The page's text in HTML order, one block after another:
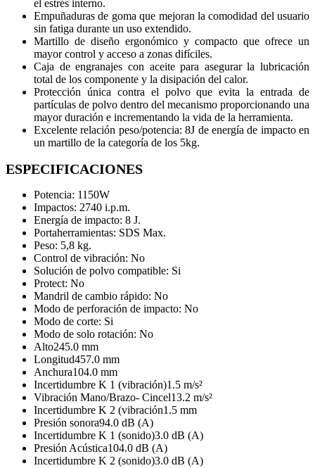
el estrés interno.
Empuñaduras de goma que mejoran la comodidad del usuario
sin fatiga durante un uso extendido.
Martillo de diseño ergonómico y compacto que ofrece un
mayor control y acceso a zonas difíciles.
Caja de engranajes con aceite para asegurar la lubricación
total de los componente y la disipación del calor.
Protección única contra el polvo que evita la entrada de
partículas de polvo dentro del mecanismo proporcionando una
mayor duración e incrementando la vida de la herramienta.
Excelente relación peso/potencia: 8J de energía de impacto en
un martillo de la categoría de los 5kg.
ESPECIFICACIONES
Potencia: 1150W
Impactos: 2740 i.p.m.
Energía de impacto: 8 J.
Portaherramientas: SDS Max.
Peso: 5,8 kg.
Control de vibración: No
Solución de polvo compatible: Si
Protect: No
Mandril de cambio rápido: No
Modo de perforación de impacto: No
Modo de corte: Si
Modo de solo rotación: No
Alto245.0 mm
Longitud457.0 mm
Anchura104.0 mm
Incertidumbre K 1 (vibración)1.5 m/s²
Vibración Mano/Brazo- Cincel13.2 m/s²
Incertidumbre K 2 (vibración1.5 mm
Presión sonora94.0 dB (A)
Incertidumbre K 1 (sonido)3.0 dB (A)
Presión Acústica104.0 dB (A)
Incertidumbre K 2 (sonido)3.0 dB (A)